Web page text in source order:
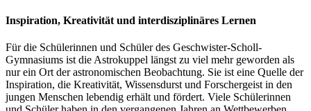
Inspiration, Kreativität und interdisziplinäres Lernen
Für die Schülerinnen und Schüler des Geschwister-Scholl-
Gymnasiums ist die Astrokuppel längst zu viel mehr geworden als
nur ein Ort der astronomischen Beobachtung. Sie ist eine Quelle der
Inspiration, die Kreativität, Wissensdurst und Forschergeist in den
jungen Menschen lebendig erhält und fördert. Viele Schülerinnen